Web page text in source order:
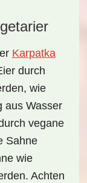
Karpatka
durch
wie
aus Wasser
vegane
Sahne
wie
Achten